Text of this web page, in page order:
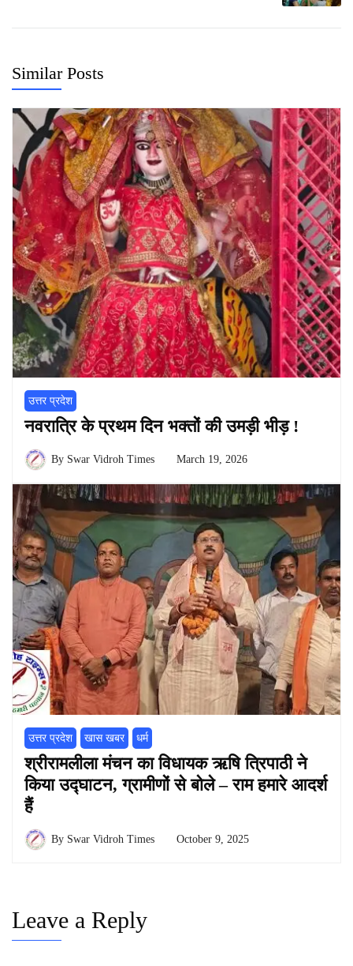
Similar Posts
उत्तर प्रदेश
नवरात्रि के प्रथम दिन भक्तों की उमड़ी भीड़ !
By Swar Vidroh Times March 19, 2026
उत्तर प्रदेश खास खबर धर्म
श्रीरामलीला मंचन का विधायक ऋषि त्रिपाठी ने
किया उद्घाटन, ग्रामीणों से बोले – राम हमारे आदर्श
हैं
By Swar Vidroh Times October 9, 2025
Leave a Reply